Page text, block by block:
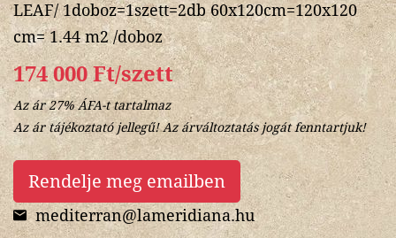
LEAF/ 1doboz=1szett=2db 60x120cm=120x120
cm= 1.44 m2 /doboz
174 000 Ft/szett
Az ár 27% ÁFA-t tartalmaz
Az ár tájékoztató jellegű! Az árváltoztatás jogát fenntartjuk!
Rendelje meg emailben
mediterran@lameridiana.hu